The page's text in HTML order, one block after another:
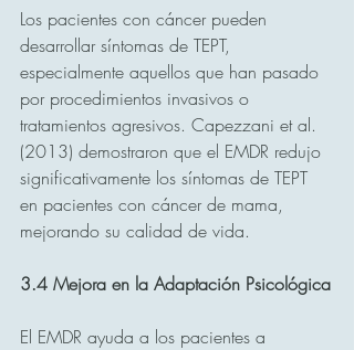
Los pacientes con cáncer pueden
desarrollar síntomas de TEPT,
especialmente aquellos que han pasado
por procedimientos invasivos o
tratamientos agresivos. Capezzani et al.
(2013) demostraron que el EMDR redujo
significativamente los síntomas de TEPT
en pacientes con cáncer de mama,
mejorando su calidad de vida.
3.4 Mejora en la Adaptación Psicológica
El EMDR ayuda a los pacientes a